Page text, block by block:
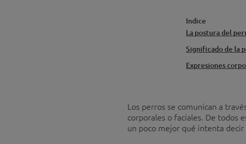
Indice
La postura del
Significado de la
Expresiones
Los perros se comunican a
corporales o faciales. De todos
un poco mejor qué intenta